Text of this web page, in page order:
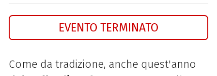
EVENTO TERMINATO
Come da tradizione, anche quest'anno